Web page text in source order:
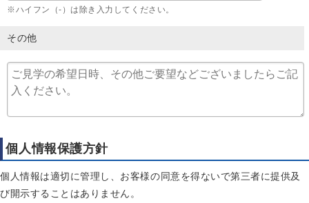
※ハイフン（-）は除き入力してください。
その他
個人情報保護方針
個人情報は適切に管理し、お客様の同意を得ないで第三者に提供及
び開示することはありません。